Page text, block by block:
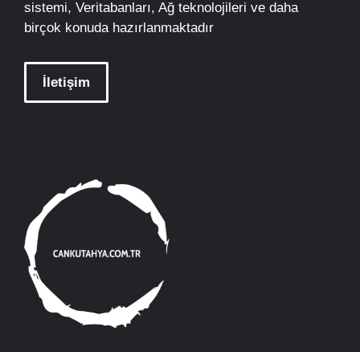
sistemi, Veritabanları, Ağ teknolojileri ve daha
birçok konuda hazırlanmaktadır
İletişim